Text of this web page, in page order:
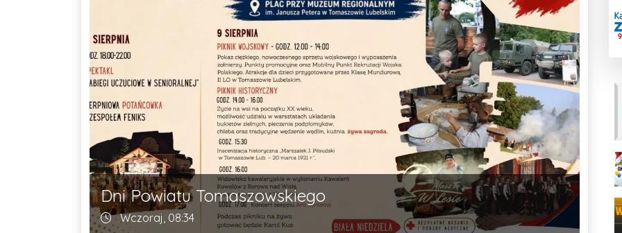
Dni Powiatu Tomaszowskiego
Data dodania artykułu:
Wczoraj, 08:34